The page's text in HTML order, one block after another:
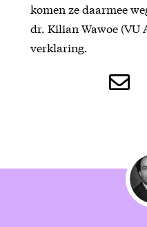
komen ze daarmee
dr. Kilian Wawoe (VU
verklaring.